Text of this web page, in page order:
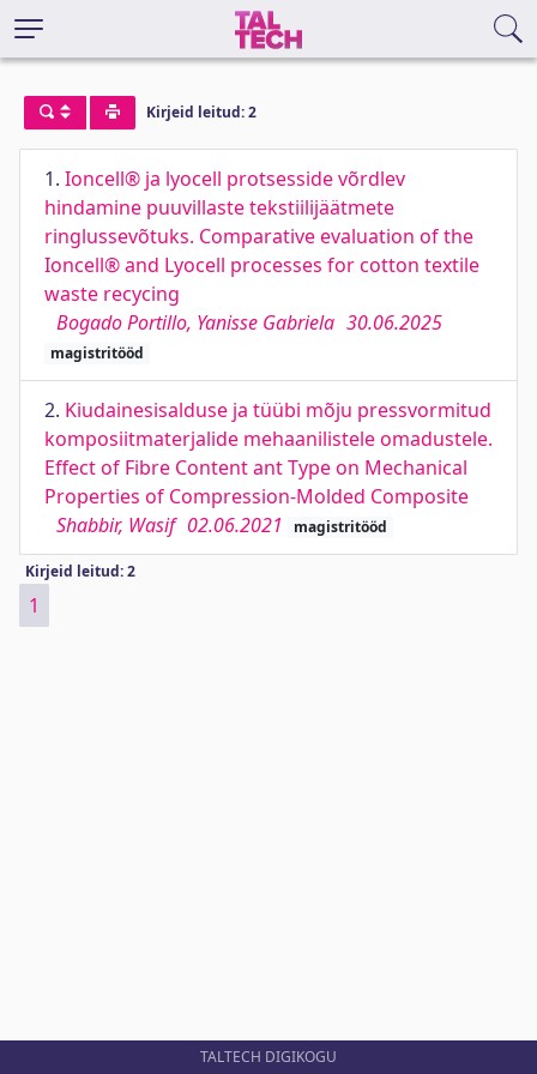
Kirjeid leitud: 2
1. Ioncell® ja lyocell protsesside võrdlev
hindamine puuvillaste tekstiilijäätmete
ringlussevõtuks. Comparative evaluation of the
Ioncell® and Lyocell processes for cotton textile
waste recycing
Bogado Portillo, Yanisse Gabriela 30.06.2025
magistritööd
2. Kiudainesisalduse ja tüübi mõju pressvormitud
komposiitmaterjalide mehaanilistele omadustele.
Effect of Fibre Content ant Type on Mechanical
Properties of Compression-Molded Composite
Shabbir, Wasif 02.06.2021 magistritööd
Kirjeid leitud: 2
1
TALTECH DIGIKOGU